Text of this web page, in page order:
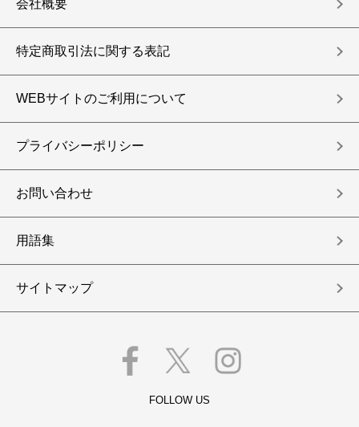
会社概要
特定商取引法に関する表記
WEBサイトのご利用について
プライバシーポリシー
お問い合わせ
用語集
サイトマップ
FOLLOW US